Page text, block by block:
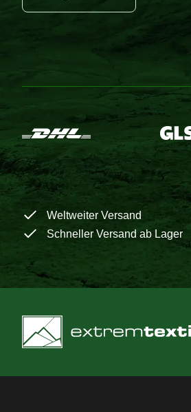
Weltweiter Versand
Schneller Versand ab Lager